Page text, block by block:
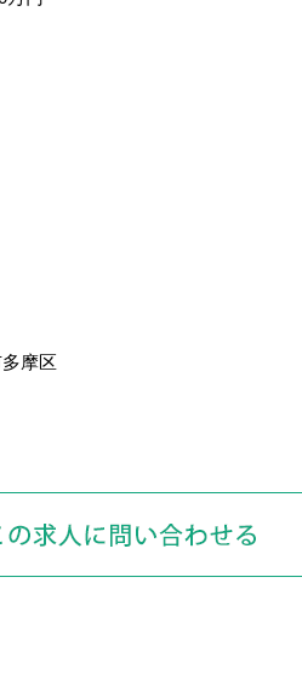
摩区